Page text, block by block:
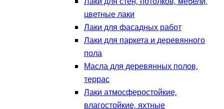
цветные лаки
Лаки для фасадных работ
Лаки для паркета и деревянного
пола
Масла для деревянных полов,
террас
Лаки атмосферостойкие,
влагостойкие, яхтные